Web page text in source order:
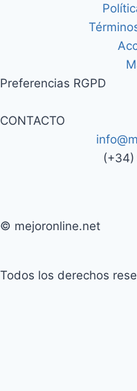
Preferencias RGPD
CONTACTO
(+34)
© mejoronline.net
Todos los derechos